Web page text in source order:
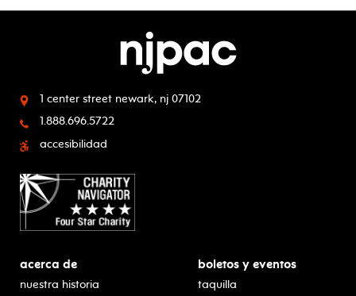
1 center street newark, nj 07102
1.888.696.5722
accesibilidad
acerca de
nuestra historia
boletos y eventos
taquilla